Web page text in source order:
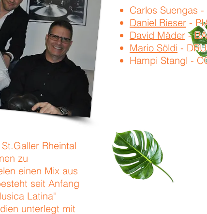
Carlos Suengas -
Daniel Rieser -
David Mäder -
Mario Söldi -
Hampi Stangl -
Rheintal
zu
einen Mix aus
seit Anfang
Latina"
unterlegt mit